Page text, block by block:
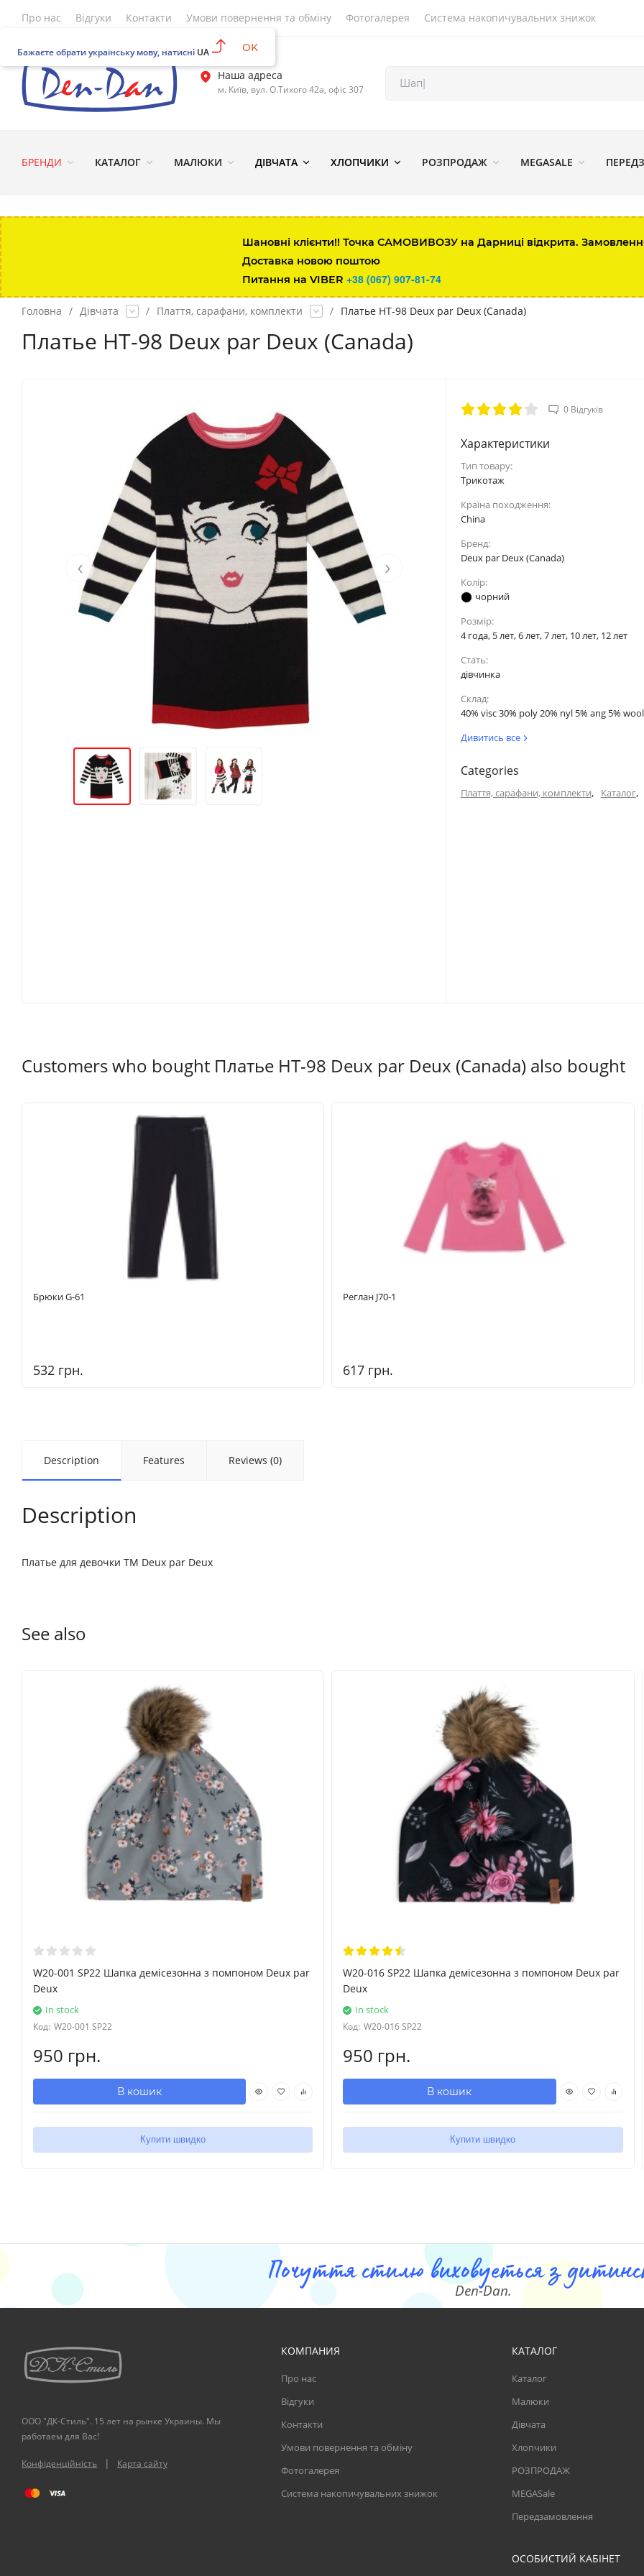
Про нас Відгуки Контакти Умови повернення та обміну Фотогалерея Система накопичувальних знижок
Наша адреса
м. Київ, вул. О.Тихого 42а, офіс 307
БРЕНДИ КАТАЛОГ МАЛЮКИ ДІВЧАТА ХЛОПЧИКИ РОЗПРОДАЖ MEGASALE
Шановні клієнти!! Точка САМОВИВОЗУ на Дарниці відкрита.
Доставка новою поштою
Питання на VIBER +38 (067) 907-81-74
Головна / Дівчата / Плаття, сарафани, комплекти / Платье HT-98 Deux par Deux (Canada)
Платье HT-98 Deux par Deux (Canada)
‹ ›
0 Відгуків
Характеристики
Тип товару:
Tpикoтaж
Країна походження:
China
Бренд:
Deux par Deux (Canada)
Колір:
чорний
Розмір:
4 года, 5 лет, 6 лет, 7 лет, 10 лет, 12 лет
Стать:
дівчинка
Склад:
40% visc 30% poly 20% nyl 5% ang 5% wool
Дивитись все
Categories
Плаття, сарафани, комплекти, Каталог,
Customers who bought Платье HT-98 Deux par Deux (Canada) also bought
Брюки G-61
532 грн.
Реглан J70-1
617 грн.
Description Features Reviews (0)
Description
Платье для девочки ТМ Deux par Deux
See also
W20-001 SP22 Шапка демісезонна з помпоном Deux par
Deux
In stock
Код: W20-001 SP22
950 грн.
В кошик
Купити швидко
W20-016 SP22 Шапка демісезонна з помпоном Deux par
Deux
In stock
Код: W20-016 SP22
950 грн.
В кошик
Купити швидко
Почуття стилю виховуеться з
Den-Dan.
ООО "ДК-Стиль". 15 лет на рынке Украины. Мы
работаем для Вас!
Конфіденційність | Карта сайту
КОМПАНИЯ
Про нас
Відгуки
Контакти
Умови повернення та обміну
Фотогалерея
Система накопичувальних знижок
КАТАЛОГ
Каталог
Малюки
Дівчата
Хлопчики
РОЗПРОДАЖ
MEGASale
Передзамовлення
ОСОБИСТИЙ КАБІНЕТ
Бажаєте обрати українську мову, натисні UA OK